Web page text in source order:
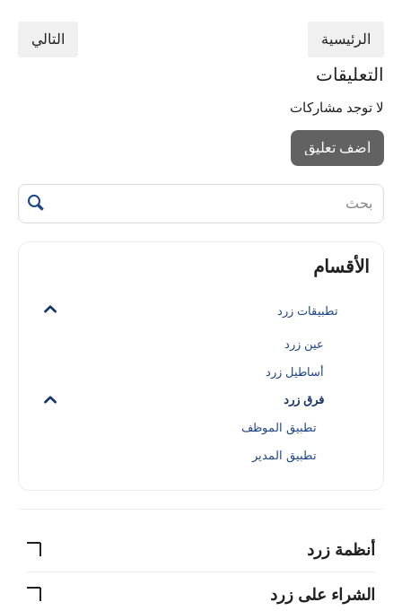
الرئيسية التالي
التعليقات
لا توجد مشاركات
أضف تعليق
الأقسام
تطبيقات زرد
عين زرد
أساطيل زرد
فرق زرد
تطبيق الموظف
تطبيق المدير
أنظمة زرد
الشراء على زرد